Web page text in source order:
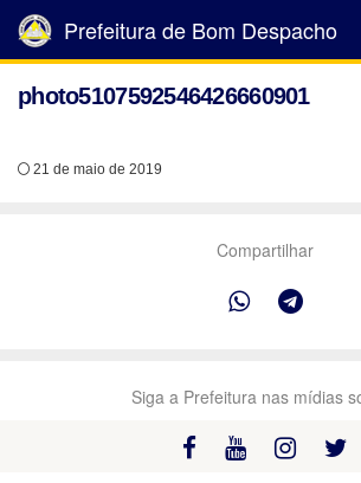
Prefeitura de Bom Despacho
photo5107592546426660901
21 de maio de 2019
Compartilhar
Siga a Prefeitura nas mídias